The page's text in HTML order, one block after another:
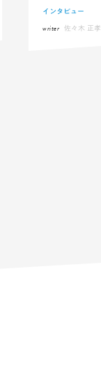
インタビュー
writer
佐々木 正孝